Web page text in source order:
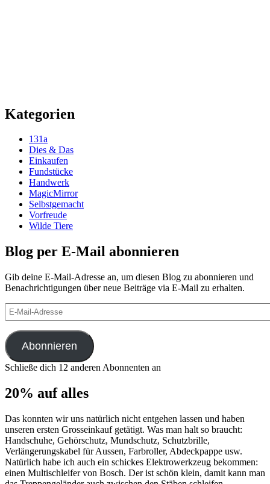
Kategorien
131a
Dies & Das
Einkaufen
Fundstücke
Handwerk
MagicMirror
Selbstgemacht
Vorfreude
Wilde Tiere
Blog per E-Mail abonnieren
Gib deine E-Mail-Adresse an, um diesen Blog zu abonnieren und
Benachrichtigungen über neue Beiträge via E-Mail zu erhalten.
E-
Mail-
Adresse
Abonnieren
Schließe dich 12 anderen Abonnenten an
20% auf alles
Das konnten wir uns natürlich nicht entgehen lassen und haben
unseren ersten Grosseinkauf getätigt. Was man halt so braucht:
Handschuhe, Gehörschutz, Mundschutz, Schutzbrille,
Verlängerungskabel für Aussen, Farbroller, Abdeckpappe usw.
Natürlich habe ich auch ein schickes Elektrowerkzeug bekommen:
einen Multischleifer von Bosch. Der ist schön klein, damit kann man